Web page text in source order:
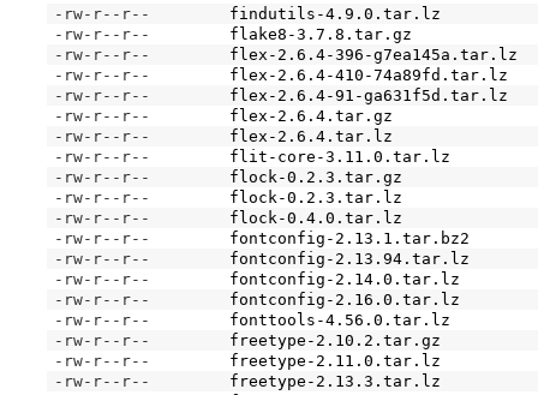
-rw-r--r--
findutils-4.9.0.tar.lz
-rw-r--r--
flake8-3.7.8.tar.gz
-rw-r--r--
flex-2.6.4-396-g7ea145a.tar.lz
-rw-r--r--
flex-2.6.4-410-74a89fd.tar.lz
-rw-r--r--
flex-2.6.4-91-ga631f5d.tar.lz
-rw-r--r--
flex-2.6.4.tar.gz
-rw-r--r--
flex-2.6.4.tar.lz
-rw-r--r--
flit-core-3.11.0.tar.lz
-rw-r--r--
flock-0.2.3.tar.gz
-rw-r--r--
flock-0.2.3.tar.lz
-rw-r--r--
flock-0.4.0.tar.lz
-rw-r--r--
fontconfig-2.13.1.tar.bz2
-rw-r--r--
fontconfig-2.13.94.tar.lz
-rw-r--r--
fontconfig-2.14.0.tar.lz
-rw-r--r--
fontconfig-2.16.0.tar.lz
-rw-r--r--
fonttools-4.56.0.tar.lz
-rw-r--r--
freetype-2.10.2.tar.gz
-rw-r--r--
freetype-2.11.0.tar.lz
-rw-r--r--
freetype-2.13.3.tar.lz